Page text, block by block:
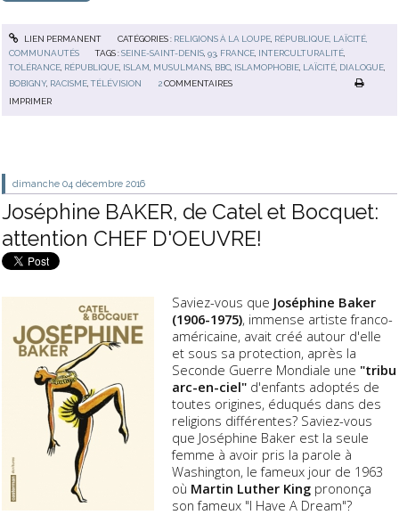
LIEN PERMANENT CATÉGORIES : RELIGIONS À LA LOUPE, RÉPUBLIQUE, LAÏCITÉ,
COMMUNAUTÉS
TAGS :SEINE-SAINT-DENIS ,93 FRANCE INTERCULTURALITÉ
TOLÉRANCE RÉPUBLIQUE ISLAM MUSULMANS BBC ISLAMOPHOBIE LAÏCITÉ DIALOGUE
BOBIGNY, RACISME ,TÉLÉVISION 2 COMMENTAIRES
IMPRIMER
dimanche 04 décembre 2016
Joséphine BAKER, de Catel et Bocquet:
attention CHEF D'OEUVRE!
Saviez-vous que Joséphine Baker
(1906-1975), immense artiste franco-
américaine, avait créé autour d'elle
et sous sa protection, après la
Seconde Guerre Mondiale une "tribu
arc-en-ciel" d'enfants adoptés de
toutes origines, éduqués dans des
religions différentes? Saviez-vous
que Joséphine Baker est la seule
femme à avoir pris la parole à
Washington, le fameux jour de 1963
où Martin Luther King prononça
son fameux "I Have A Dream"?